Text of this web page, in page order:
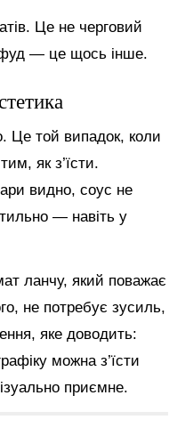
Це не черговий
— це щось інше.
Це той випадок, коли
як з’їсти.
видно, соус не
— навіть у
ланчу, який поважає
не потребує зусиль,
яке доводить:
можна з’їсти
приємне.